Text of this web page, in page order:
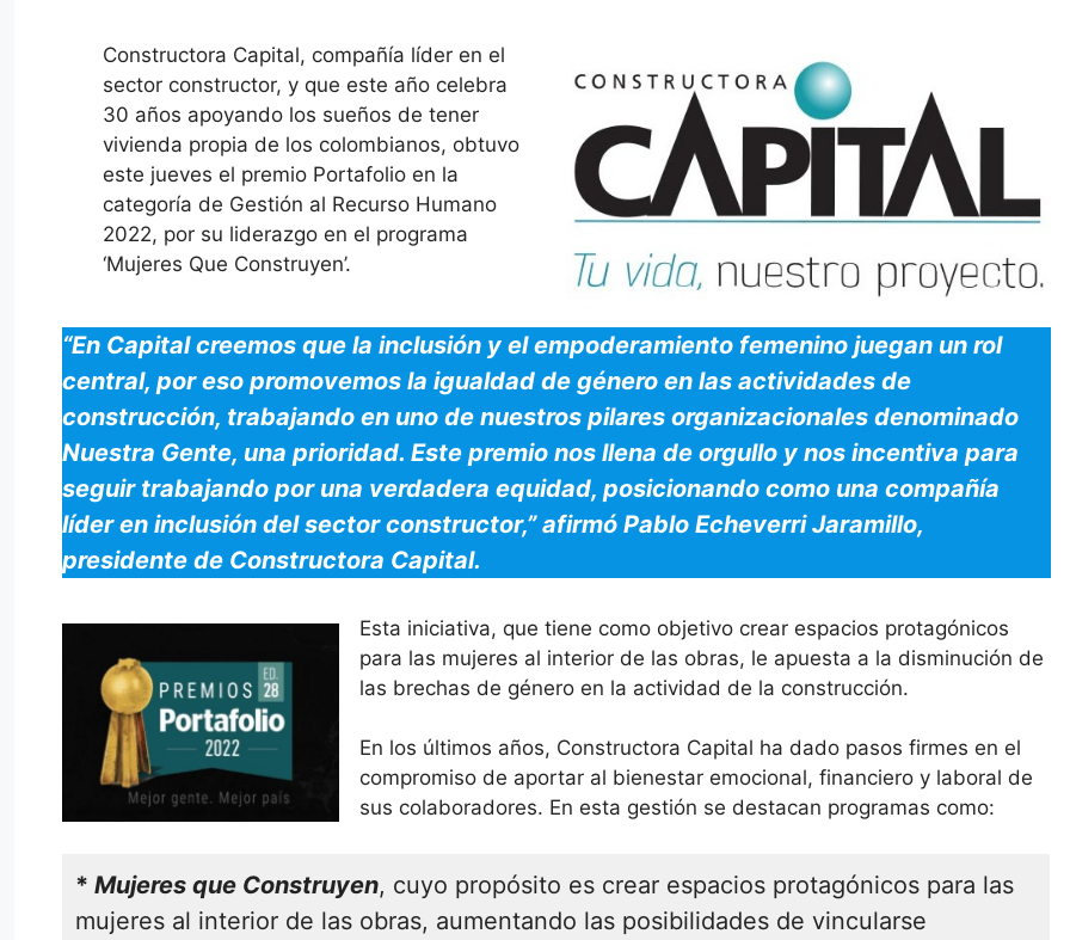
Constructora Capital, compañía líder en el
sector constructor, y que este año celebra
30 años apoyando los sueños de tener
vivienda propia de los colombianos, obtuvo
este jueves el premio Portafolio en la
categoría de Gestión al Recurso Humano
2022, por su liderazgo en el programa
‘Mujeres Que Construyen’.
“En Capital creemos que la inclusión y el empoderamiento femenino juegan un rol
central, por eso promovemos la igualdad de género en las actividades de
construcción, trabajando en uno de nuestros pilares organizacionales denominado
Nuestra Gente, una prioridad. Este premio nos llena de orgullo y nos incentiva para
seguir trabajando por una verdadera equidad, posicionando como una compañía
líder en inclusión del sector constructor,” afirmó Pablo Echeverri Jaramillo,
presidente de Constructora Capital.
Esta iniciativa, que tiene como objetivo crear espacios protagónicos
para las mujeres al interior de las obras, le apuesta a la disminución de
las brechas de género en la actividad de la construcción.
En los últimos años, Constructora Capital ha dado pasos firmes en el
compromiso de aportar al bienestar emocional, financiero y laboral de
sus colaboradores. En esta gestión se destacan programas como:
* Mujeres que Construyen, cuyo propósito es crear espacios protagónicos para las
mujeres al interior de las obras, aumentando las posibilidades de vincularse